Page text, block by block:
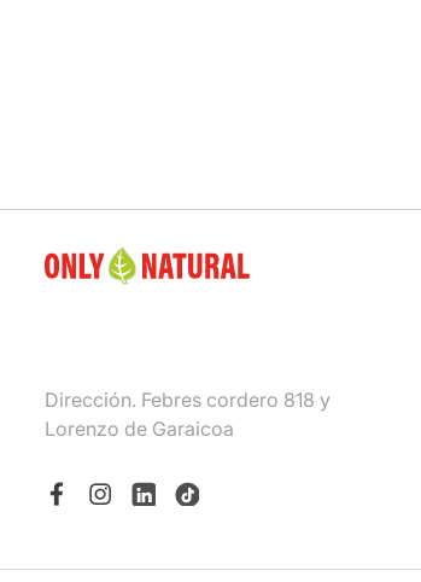
Dirección. Febres cordero 818 y
Lorenzo de Garaicoa